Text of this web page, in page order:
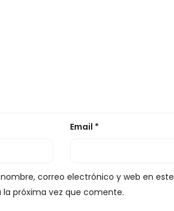
Email *
correo electrónico y web en este
la próxima vez que comente.